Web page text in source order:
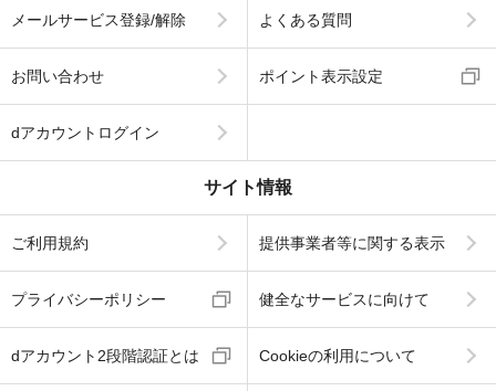
メールサービス登録/解除 よくある質問
お問い合わせ ポイント表示設定
dアカウントログイン
サイト情報
ご利用規約 提供事業者等に関する表示
プライバシーポリシー 健全なサービスに向けて
dアカウント2段階認証とは Cookieの利用について